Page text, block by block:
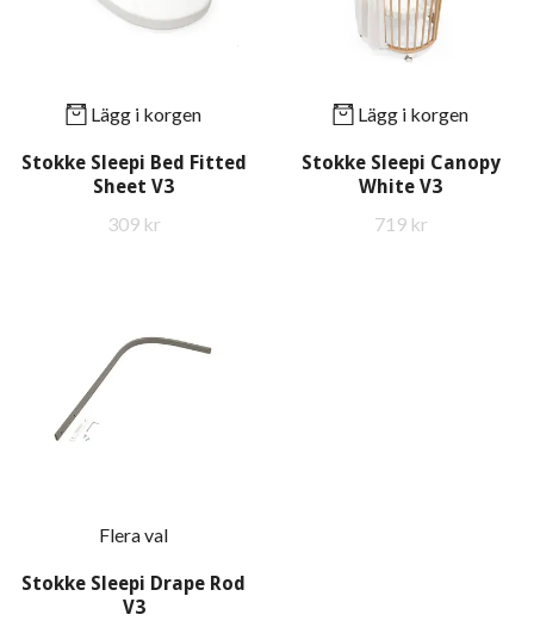
Lägg i korgen
Stokke Sleepi Bed Fitted
Sheet V3
309 kr
Lägg i korgen
Stokke Sleepi Canopy
White V3
719 kr
Flera val
Stokke Sleepi Drape Rod
V3